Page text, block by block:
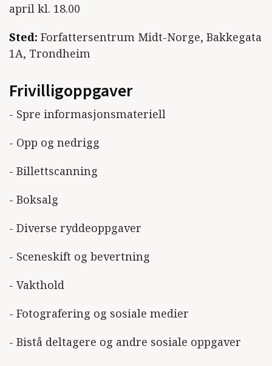
april kl. 18.00
Sted: Forfattersentrum Midt-Norge, Bakkegata
1A, Trondheim
Frivilligoppgaver
- Spre informasjonsmateriell
- Opp og nedrigg
- Billettscanning
- Boksalg
- Diverse ryddeoppgaver
- Sceneskift og bevertning
- Vakthold
- Fotografering og sosiale medier
- Bistå deltagere og andre sosiale oppgaver